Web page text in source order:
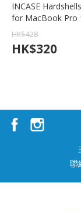
INCASE
for MacBook Pro
費)
HK$428
HK$320
聯